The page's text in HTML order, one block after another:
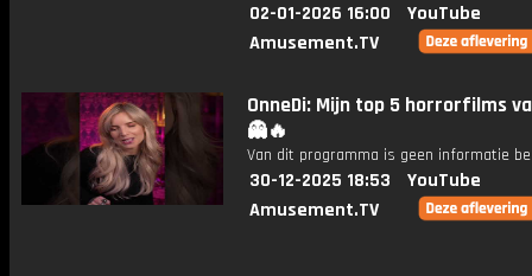
02-01-2026 16:00
YouTube
Amusement.TV
OnneDi: Mijn top 5 horrorfilms
👻🔥
Van dit programma is geen informatie
30-12-2025 18:53
YouTube
Amusement.TV